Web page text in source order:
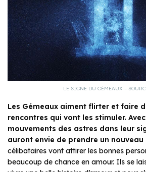
LE SIGNE DU GÉMEAUX –
Les Gémeaux aiment flirter et faire
rencontres qui vont les stimuler.
mouvements des astres dans leur
auront envie de prendre un
célibataires vont attirer les bonnes
beaucoup de chance en amour. Ils se